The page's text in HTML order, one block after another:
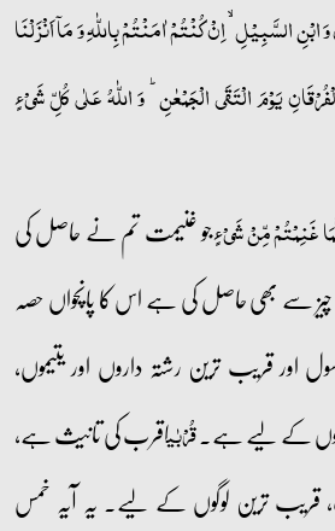
ابۡنِ السَّبِیۡلِ ۙ اِنۡ کُنۡتُمۡ اٰمَنۡتُمۡ بِاللّٰہِ وَ مَاۤ اَنۡزَلۡنَا
یَوۡمَ الۡتَقَی الۡجَمۡعٰنِ ؕ وَ اللّٰہُ عَلٰی کُلِّ شَیۡءٍ
غَنِمۡتُمۡ مِّنۡ شَیۡءٍجو غنیمت تم نے حاصل کی
سے بھی حاصل کی ہے اس کا پانچواں حصہ
اور قریب ترین رشتہ داروں اور یتیموں،
کے لیے ہے۔قُرۡبٰیاقرب کی تانیث ہے،
قریب ترین لوگوں کے لیے۔ یہ آیہ خمس